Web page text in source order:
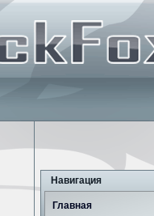
Навигация
Главная